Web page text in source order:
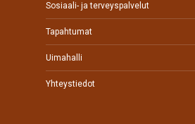
Sosiaali- ja terveyspalvelut
Tapahtumat
Uimahalli
Yhteystiedot